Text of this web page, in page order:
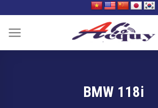
to
content
BMW 118i